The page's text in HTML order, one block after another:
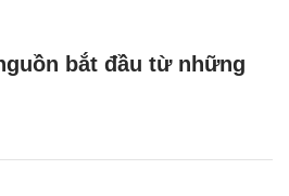
bắt đầu từ những